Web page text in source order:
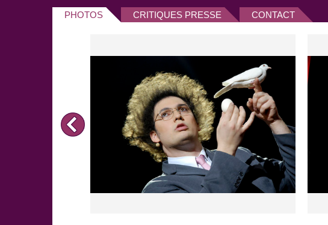
PHOTOS CRITIQUES PRESSE CONTACT